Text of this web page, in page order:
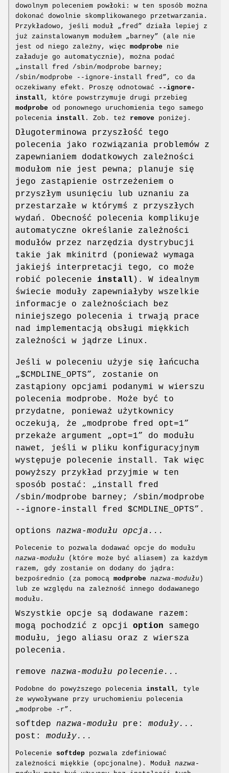
dowolnym poleceniem powłoki: w ten sposób można
dokonać dowolnie skomplikowanego przetwarzania.
Przykładowo, jeśli moduł „fred” działa lepiej z
już zainstalowanym modułem „barney” (ale nie
jest od niego zależny, więc modprobe nie
załaduje go automatycznie), można podać
„install fred /sbin/modprobe barney;
/sbin/modprobe --ignore-install fred”, co da
oczekiwany efekt. Proszę odnotować
--ignore-
install, które powstrzymuje drugi przebieg
modprobe od ponownego uruchomienia tego samego
polecenia install . Zob. też remove poniżej.
Długoterminowa przyszłość tego
polecenia jako rozwiązania problemów z
zapewnianiem dodatkowych zależności
modułom nie jest pewna; planuje się
jego zastąpienie ostrzeżeniem o
przyszłym usunięciu lub uznaniu za
przestarzałe w którymś z przyszłych
wydań. Obecność polecenia komplikuje
automatyczne określanie zależności
modułów przez narzędzia dystrybucji
takie jak mkinitrd (ponieważ wymaga
jakiejś interpretacji tego, co może
robić polecenie install ). W idealnym
świecie moduły zapewniałyby wszelkie
informacje o zależnościach bez
niniejszego polecenia i trwają prace
nad implementacją obsługi miękkich
zależności w jądrze Linux.
Jeśli w poleceniu użyje się łańcucha
„$CMDLINE_OPTS”, zostanie on
zastąpiony opcjami podanymi w wierszu
polecenia modprobe. Może być to
przydatne, ponieważ użytkownicy
oczekują, że „modprobe fred opt=1”
przekaże argument „opt=1” do modułu
nawet, jeśli w pliku konfiguracyjnym
występuje polecenie install. Tak więc
powyższy przykład przyjmie w ten
sposób postać: „install fred
/sbin/modprobe barney; /sbin/modprobe
--ignore-install fred $CMDLINE_OPTS”.
options nazwa-modułu opcja...
Polecenie to pozwala dodawać opcje do modułu
nazwa-modułu (które może być aliasem) za każdym
razem, gdy zostanie on dodany do jądra:
bezpośrednio (za pomocą modprobe nazwa-modułu )
lub ze względu na zależność innego dodawanego
modułu.
Wszystkie opcje są dodawane razem:
mogą pochodzić z opcji option samego
modułu, jego aliasu oraz z wiersza
polecenia.
remove nazwa-modułu polecenie...
Podobne do powyższego polecenia install, tyle
że wywoływane przy uruchomieniu polecenia
„modprobe -r”.
softdep nazwa-modułu pre: moduły...
post: moduły...
Polecenie softdep pozwala zdefiniować
zależności miękkie (opcjonalne). Moduł nazwa-